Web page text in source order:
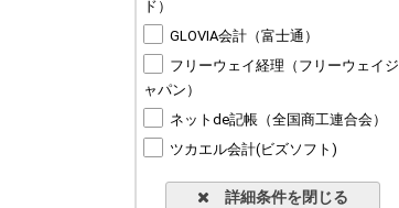
ド）
GLOVIA会計（富士通）
フリーウェイ経理（フリーウェイジ
ャパン）
ネットde記帳（全国商工連合会）
ツカエル会計(ビズソフト)
詳細条件を閉じる